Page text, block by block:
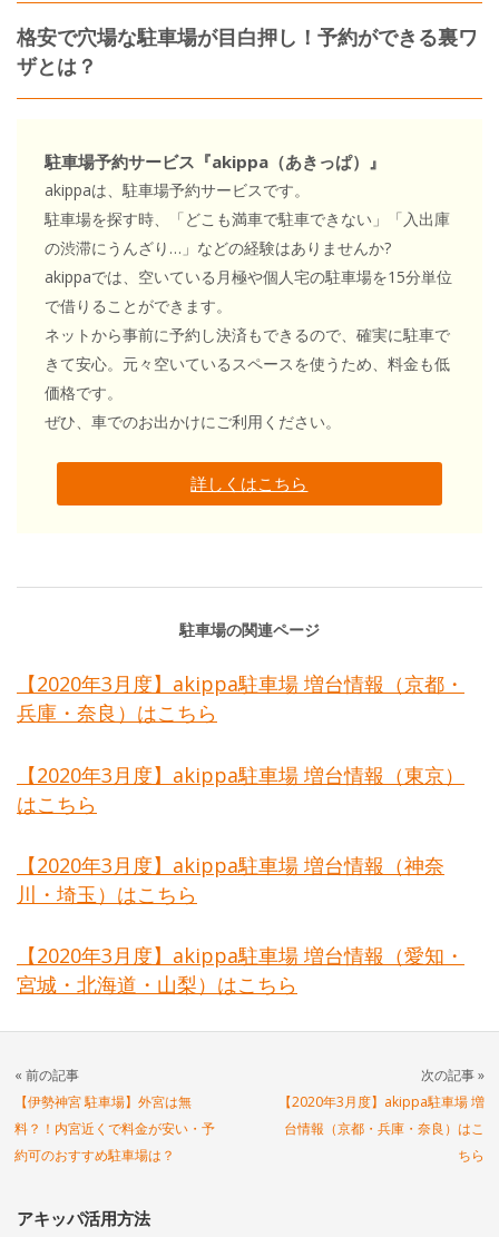
格安で穴場な駐車場が目白押し！予約ができる裏ワ
ザとは？
駐車場予約サービス『akippa（あきっぱ）』
akippaは、駐車場予約サービスです。
駐車場を探す時、「どこも満車で駐車できない」「入出庫
の渋滞にうんざり…」などの経験はありませんか?
akippaでは、空いている月極や個人宅の駐車場を15分単位
で借りることができます。
ネットから事前に予約し決済もできるので、確実に駐車で
きて安心。元々空いているスペースを使うため、料金も低
価格です。
ぜひ、車でのお出かけにご利用ください。
詳しくはこちら
駐車場の関連ページ
【2020年3月度】akippa駐車場 増台情報（京都・
兵庫・奈良）はこちら
【2020年3月度】akippa駐車場 増台情報（東京）
はこちら
【2020年3月度】akippa駐車場 増台情報（神奈
川・埼玉）はこちら
【2020年3月度】akippa駐車場 増台情報（愛知・
宮城・北海道・山梨）はこちら
« 前の記事
【伊勢神宮 駐車場】外宮は無
料？！内宮近くで料金が安い・予
約可のおすすめ駐車場は？
次の記事 »
【2020年3月度】akippa駐車場 増
台情報（京都・兵庫・奈良）はこ
ちら
アキッパ活用方法